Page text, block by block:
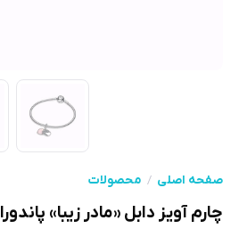
صفحه اصلی محصولات
چارم آویز دابل «مادر زیبا» پاندورا